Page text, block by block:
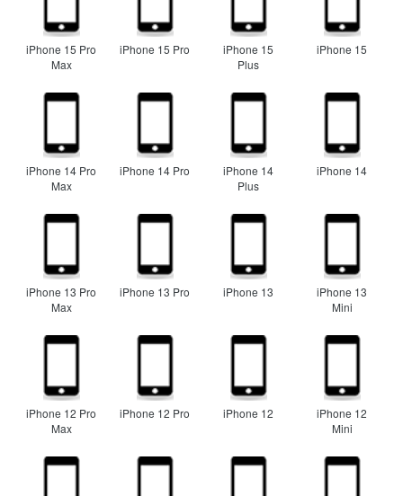
iPhone 15 Pro
Max
iPhone 15 Pro
iPhone 15
Plus
iPhone 15
iPhone 14 Pro
Max
iPhone 14 Pro
iPhone 14
Plus
iPhone 14
iPhone 13 Pro
Max
iPhone 13 Pro iPhone 13
iPhone 13
Mini
iPhone 12 Pro
Max
iPhone 12 Pro iPhone 12
iPhone 12
Mini